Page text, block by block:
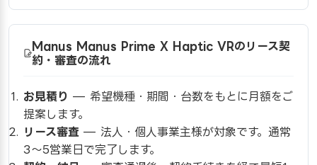
Manus Manus Prime X Haptic VRのリース契
約・審査の流れ
お見積り — 希望機種・期間・台数をもとに月額をご
提案します。
リース審査 — 法人・個人事業主様が対象です。通常
3〜5営業日で完了します。